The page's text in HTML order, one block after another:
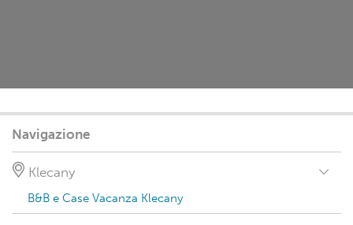
Navigazione
Klecany
B&B e Case Vacanza Klecany